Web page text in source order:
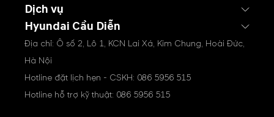
Dịch vụ
Hyundai Cầu Diễn
Địa chỉ: Ô số 2, Lô 1, KCN Lai Xá, Kim Chung, Hoài Đức,
Hà Nội
Hotline đặt lịch hẹn - CSKH: 086 5956 515
Hotline hỗ trợ kỹ thuật: 086 5956 515